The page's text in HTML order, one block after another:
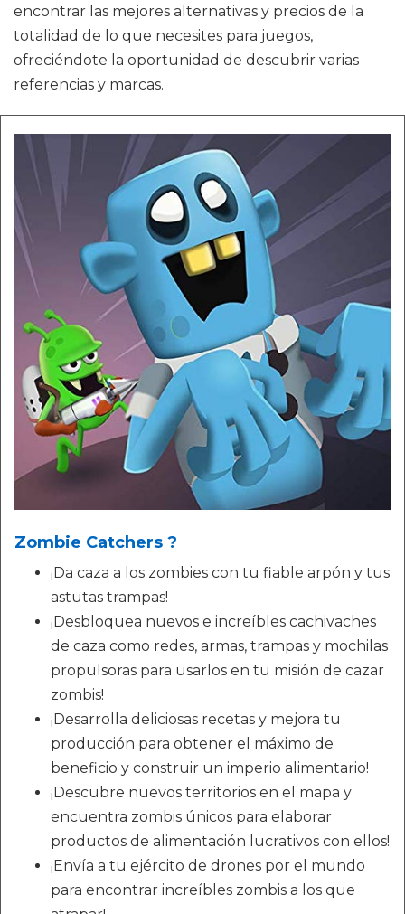
encontrar las mejores alternativas y precios de la
totalidad de lo que necesites para juegos,
ofreciéndote la oportunidad de descubrir varias
referencias y marcas.
Zombie Catchers ?
¡Da caza a los zombies con tu fiable arpón y tus
astutas trampas!
¡Desbloquea nuevos e increíbles cachivaches
de caza como redes, armas, trampas y mochilas
propulsoras para usarlos en tu misión de cazar
zombis!
¡Desarrolla deliciosas recetas y mejora tu
producción para obtener el máximo de
beneficio y construir un imperio alimentario!
¡Descubre nuevos territorios en el mapa y
encuentra zombis únicos para elaborar
productos de alimentación lucrativos con ellos!
¡Envía a tu ejército de drones por el mundo
para encontrar increíbles zombis a los que